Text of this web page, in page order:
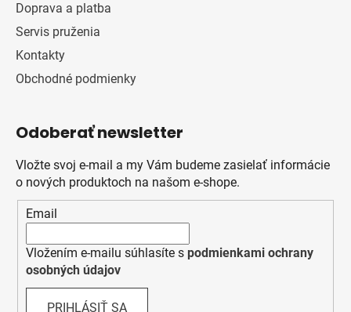
Doprava a platba
Servis pruženia
Kontakty
Obchodné podmienky
Odoberať newsletter
Vložte svoj e-mail a my Vám budeme zasielať informácie
o nových produktoch na našom e-shope.
Email
Vložením e-mailu súhlasíte s podmienkami ochrany
osobných údajov
PRIHLÁSIŤ SA